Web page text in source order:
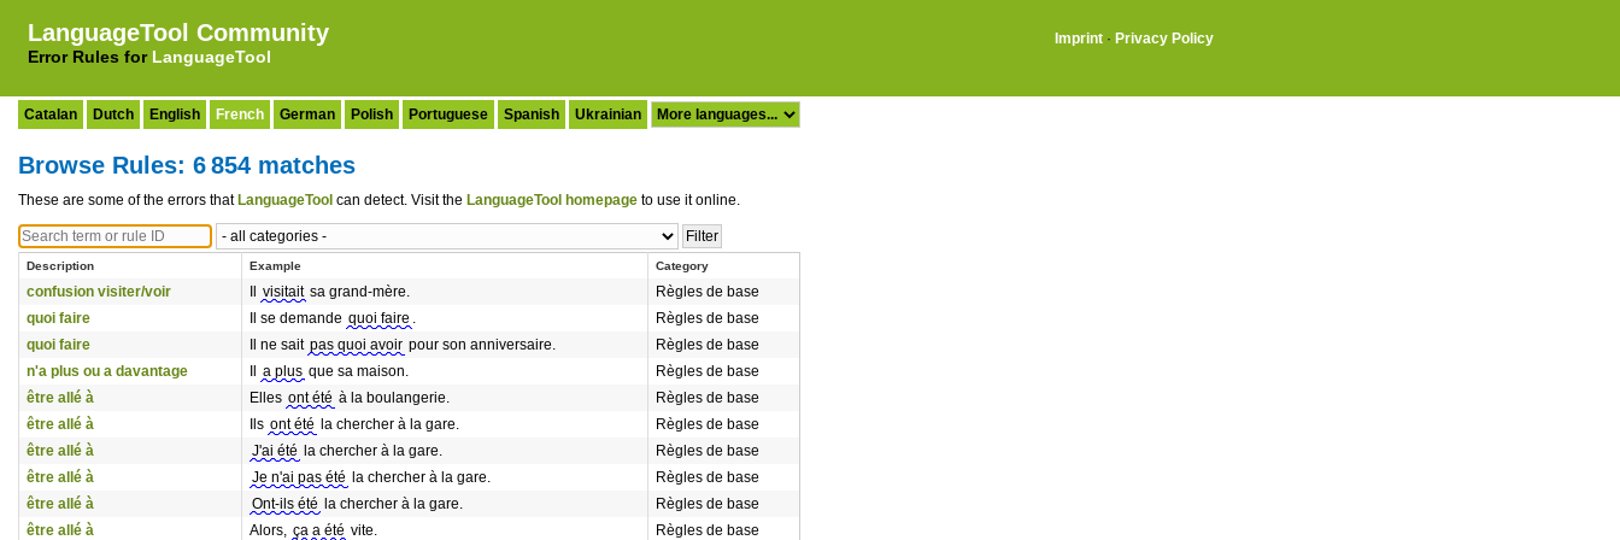
LanguageTool Community
Error Rules for LanguageTool
Imprint · Privacy Policy
Catalan Dutch English French German Polish Portuguese Spanish Ukrainian
Browse Rules: 6 854 matches
These are some of the errors that LanguageTool can detect. Visit the LanguageTool homepage to use it online.
Description Example Category
confusion visiter/voir visitait sa grand-mère.
Règles de base
quoi faire
Il se demande quoi faire .
Règles de base
quoi faire
Il ne sait pas quoi avoir pour son anniversaire.
Règles de base
n'a plus ou a davantage
a plus que sa maison.
Règles de base
être allé à
Elles ont été à la boulangerie.
Règles de base
être allé à
Ils ont été la chercher à la gare.
Règles de base
être allé à
J'ai été la chercher à la gare.
Règles de base
être allé à
Je n'ai pas été la chercher à la gare.
Règles de base
être allé à
Ont-ils été la chercher à la gare.
Règles de base
être allé à
Alors, ça a été vite. Règles de base